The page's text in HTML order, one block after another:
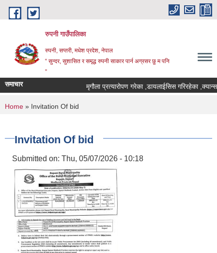
Skip to main content
रुपनी गाउँपालिका
रुपनी, सप्तरी, मधेश प्रदेश, नेपाल
“ सुन्दर, सुशासित र समृद्ध रुपनी साकार पार्न अग्रसर छु म पनि
”
समाचार मृगौला प्रत्यारोपण गरेका ,डायलाईसिस गरिरहेका
You are here
Home » Invitation Of bid
Invitation Of bid
Submitted on: Thu, 05/07/2026 - 10:18